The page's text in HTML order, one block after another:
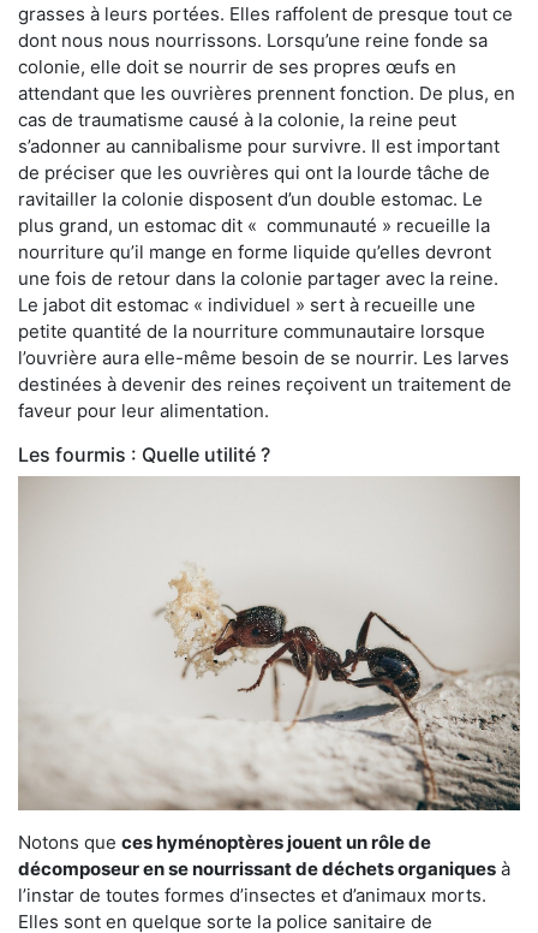
grasses à leurs portées. Elles raffolent de presque tout ce
dont nous nous nourrissons. Lorsqu’une reine fonde sa
colonie, elle doit se nourrir de ses propres œufs en
attendant que les ouvrières prennent fonction. De plus, en
cas de traumatisme causé à la colonie, la reine peut
s’adonner au cannibalisme pour survivre. Il est important
de préciser que les ouvrières qui ont la lourde tâche de
ravitailler la colonie disposent d’un double estomac. Le
plus grand, un estomac dit « communauté » recueille la
nourriture qu’il mange en forme liquide qu’elles devront
une fois de retour dans la colonie partager avec la reine.
Le jabot dit estomac « individuel » sert à recueille une
petite quantité de la nourriture communautaire lorsque
l’ouvrière aura elle-même besoin de se nourrir. Les larves
destinées à devenir des reines reçoivent un traitement de
faveur pour leur alimentation.
Les fourmis : Quelle utilité ?
Notons que ces hyménoptères jouent un rôle de
décomposeur en se nourrissant de déchets organiques à
l’instar de toutes formes d’insectes et d’animaux morts.
Elles sont en quelque sorte la police sanitaire de